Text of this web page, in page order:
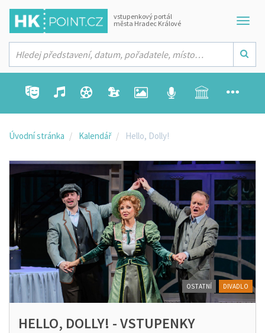
vstupenkový portál
města Hradec Králové
Úvodní stránka Kalendář Hello, Dolly!
HELLO, DOLLY! - VSTUPENKY
OSTATNÍ DIVADLO